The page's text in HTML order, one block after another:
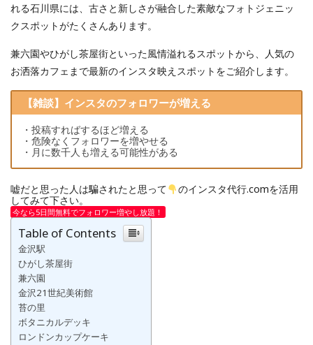
れる石川県には、古さと新しさが融合した素敵なフォトジェニッ
クスポットがたくさんあります。
兼六園やひがし茶屋街といった風情溢れるスポットから、人気の
お洒落カフェまで最新のインスタ映えスポットをご紹介します。
【雑談】インスタのフォロワーが増える
・投稿すればするほど増える
・危険なくフォロワーを増やせる
・月に数千人も増える可能性がある
嘘だと思った人は騙されたと思って
のインスタ代行.comを活用
してみて下さい。
今なら5日間無料でフォロワー増やし放題！
Table of Contents
金沢駅
ひがし茶屋街
兼六園
金沢21世紀美術館
苔の里
ボタニカルデッキ
ロンドンカップケーキ